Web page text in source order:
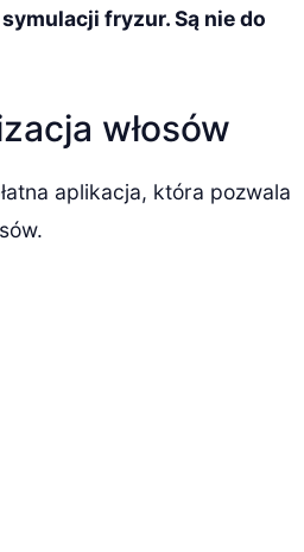
fryzur. Są nie do
włosów
aplikacja, która pozwala